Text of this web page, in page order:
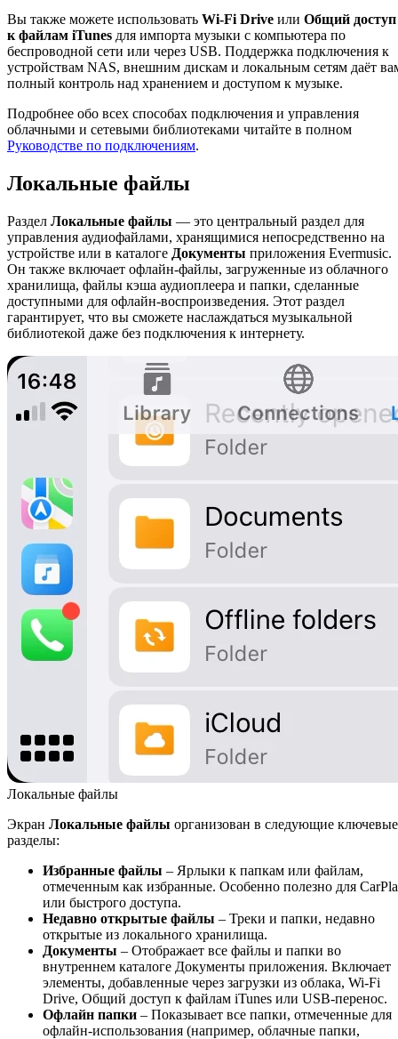
Вы также можете использовать Wi-Fi Drive или Общий доступ
к файлам iTunes для импорта музыки с компьютера по
беспроводной сети или через USB. Поддержка подключения к
устройствам NAS, внешним дискам и локальным сетям даёт
полный контроль над хранением и доступом к музыке.
Подробнее обо всех способах подключения и управления
облачными и сетевыми библиотеками читайте в полном
Руководстве по подключениям.
Локальные файлы
Раздел Локальные файлы — это центральный раздел для
управления аудиофайлами, хранящимися непосредственно на
устройстве или в каталоге Документы приложения Evermusic.
Он также включает офлайн-файлы, загруженные из облачного
хранилища, файлы кэша аудиоплеера и папки, сделанные
доступными для офлайн-воспроизведения. Этот раздел
гарантирует, что вы сможете наслаждаться музыкальной
библиотекой даже без подключения к интернету.
Локальные файлы
Экран Локальные файлы организован в следующие ключевые
разделы:
Избранные файлы – Ярлыки к папкам или файлам,
отмеченным как избранные. Особенно полезно для
или быстрого доступа.
Недавно открытые файлы – Треки и папки, недавно
открытые из локального хранилища.
Документы – Отображает все файлы и папки во
внутреннем каталоге Документы приложения. Включает
элементы, добавленные через загрузки из облака, Wi-Fi
Drive, Общий доступ к файлам iTunes или USB-перенос.
Офлайн папки – Показывает все папки, отмеченные для
офлайн-использования (например, облачные папки,